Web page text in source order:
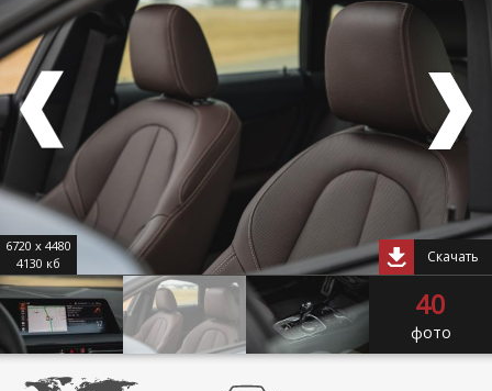
6720 x 4480
4130 кб
Скачать
40
фото